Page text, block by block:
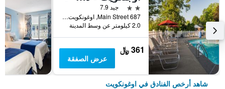
2 نجمتين
جيد 7.9
687 Main Street, اوغونكويت, ME, الولايات المتحدة الأميريكية
2.0 كيلومتر عن وسط المدينة
361 ﷼
عرض الصفقة
شاهد أرخص الفنادق في اوغونكويت